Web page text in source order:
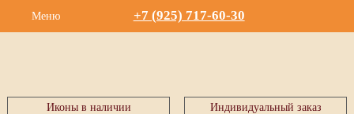
Меню +7 (925) 717-60-30
Иконы в наличии Индивидуальный заказ